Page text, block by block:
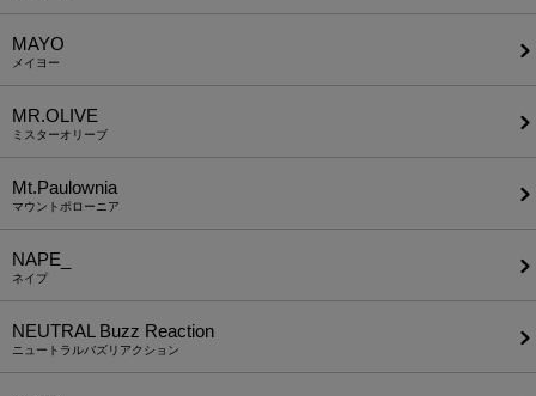
MAYO
メイヨー
MR.OLIVE
ミスターオリーブ
Mt.Paulownia
マウントポローニア
NAPE_
ネイプ
NEUTRAL Buzz Reaction
ニュートラルバズリアクション